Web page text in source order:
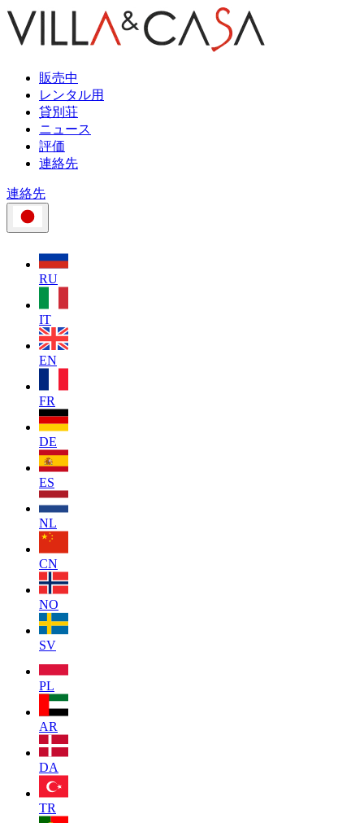
販売中
レンタル用
貸別荘
ニュース
評価
連絡先
連絡先
RU
IT
EN
FR
DE
ES
NL
CN
NO
SV
PL
AR
DA
TR